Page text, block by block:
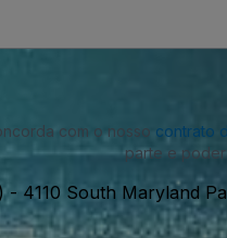
com o nosso contrato
parte e
- 4110 South Maryland